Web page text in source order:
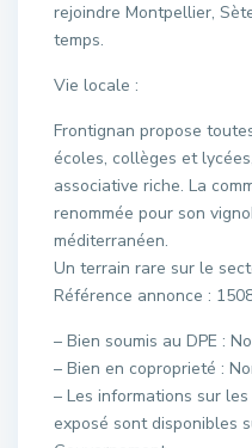
rejoindre Montpellier,
temps.
Vie locale :
Frontignan propose
écoles, collèges et
associative riche. La
renommée pour son
méditerranéen.
Un terrain rare sur le
Référence annonce :
– Bien soumis au DPE :
– Bien en coproprieté :
– Les informations sur
exposé sont disponibles